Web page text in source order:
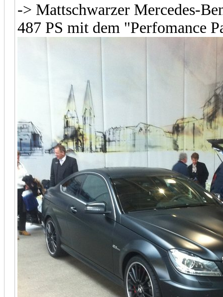
-> Mattschwarzer Mercedes-
487 PS mit dem "Perfomance